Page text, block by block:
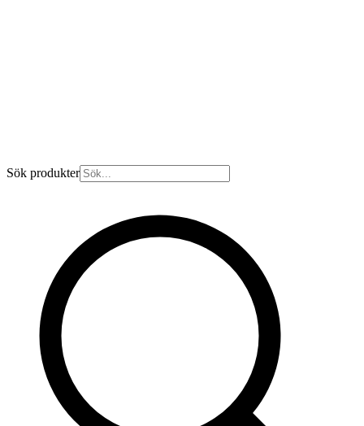
Sök produkter